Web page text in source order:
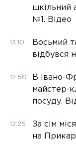
шкільний
№1. Відео
13:10
Восьмий
відбувся
12:50
В Івано-
майстер-
посуду.
12:25
За сім
на